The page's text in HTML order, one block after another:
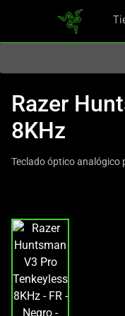
Razer
8KHz
Teclado óptico analógico
a
carousel
with
one
large
image